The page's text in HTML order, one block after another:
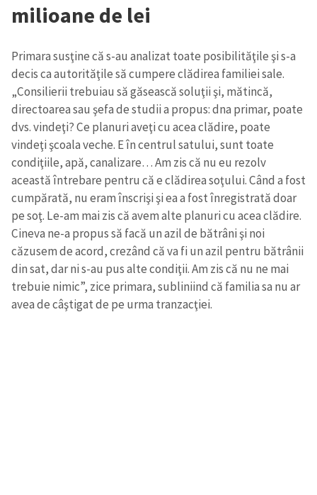
milioane de lei
Primara susţine că s-au analizat toate posibilităţile şi s-a
decis ca autorităţile să cumpere clădirea familiei sale.
„Consilierii trebuiau să găsească soluţii şi, mătincă,
directoarea sau şefa de studii a propus: dna primar, poate
dvs. vindeţi? Ce planuri aveţi cu acea clădire, poate
vindeţi şcoala veche. E în centrul satului, sunt toate
condiţiile, apă, canalizare… Am zis că nu eu rezolv
această întrebare pentru că e clădirea soţului. Când a fost
cumpărată, nu eram înscrişi şi ea a fost înregistrată doar
pe soţ. Le-am mai zis că avem alte planuri cu acea clădire.
Cineva ne-a propus să facă un azil de bătrâni şi noi
căzusem de acord, crezând că va fi un azil pentru bătrânii
din sat, dar ni s-au pus alte condiţii. Am zis că nu ne mai
trebuie nimic”, zice primara, subliniind că familia sa nu ar
avea de câştigat de pe urma tranzacţiei.